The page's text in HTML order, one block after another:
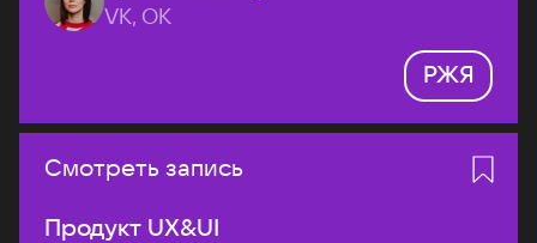
VK, ОК
РЖЯ
Смотреть запись
Продукт UX&UI